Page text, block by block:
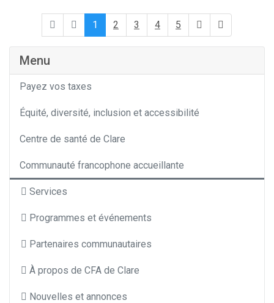
1 2 3 4 5
Menu
Payez vos taxes
Équité, diversité, inclusion et accessibilité
Centre de santé de Clare
Communauté francophone accueillante
Services
Programmes et événements
Partenaires communautaires
À propos de CFA de Clare
Nouvelles et annonces